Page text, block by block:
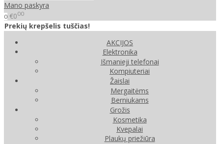
Mano paskyra
0 €000
Prekių krepšelis tuščias!
AKCIJOS
Elektronika
Išmanieji telefonai
Kompiuteriai
Žaislai
Mergaitėms
Berniukams
Grožis
Kosmetika
Kvepalai
Plaukų priežiūra